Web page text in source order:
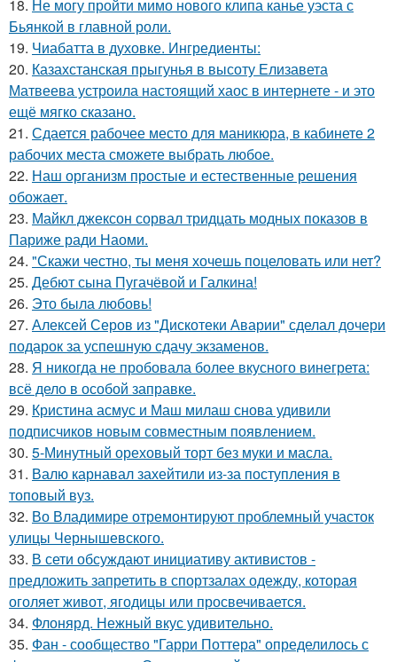
18. Не могу пройти мимо нового клипа канье уэста с
Бьянкой в главной роли.
19. Чиабатта в духовке. Ингредиенты:
20. Казахстанская прыгунья в высоту Елизавета
Матвеева устроила настоящий хаос в интернете - и это
ещё мягко сказано.
21. Сдается рабочее место для маникюра, в кабинете 2
рабочих места сможете выбрать любое.
22. Наш организм простые и естественные решения
обожает.
23. Майкл джексон сорвал тридцать модных показов в
Париже ради Наоми.
24. "Скажи честно, ты меня хочешь поцеловать или нет?
25. Дебют сына Пугачёвой и Галкина!
26. Это была любовь!
27. Алексей Серов из "Дискотеки Аварии" сделал дочери
подарок за успешную сдачу экзаменов.
28. Я никогда не пробовала более вкусного винегрета:
всё дело в особой заправке.
29. Кристина асмус и Маш милаш снова удивили
подписчиков новым совместным появлением.
30. 5-Минутный ореховый торт без муки и масла.
31. Валю карнавал захейтили из-за поступления в
топовый вуз.
32. Во Владимире отремонтируют проблемный участок
улицы Чернышевского.
33. В сети обсуждают инициативу активистов -
предложить запретить в спортзалах одежду, которая
оголяет живот, ягодицы или просвечивается.
34. Флонярд. Нежный вкус удивительно.
35. Фан - сообщество "Гарри Поттера" определилось с